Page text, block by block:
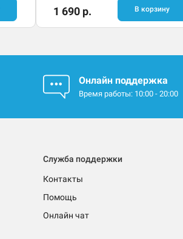
1 690 р. В корзину
Онлайн поддержка
Время работы: 10:00 - 20:00
Служба поддержки
Контакты
Помощь
Онлайн чат